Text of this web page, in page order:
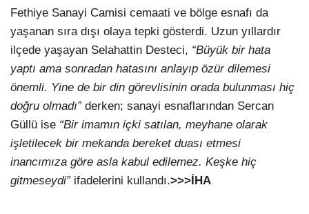
Fethiye Sanayi Camisi cemaati ve bölge esnafı da
yaşanan sıra dışı olaya tepki gösterdi. Uzun yıllardır
ilçede yaşayan Selahattin Desteci, “Büyük bir hata
yaptı ama sonradan hatasını anlayıp özür dilemesi
önemli. Yine de bir din görevlisinin orada bulunması hiç
doğru olmadı”derken; sanayi esnaflarından Sercan
Güllü ise “Bir imamın içki satılan, meyhane olarak
işletilecek bir mekanda bereket duası etmesi
inancımıza göre asla kabul edilemez. Keşke hiç
gitmeseydi”ifadelerini kullandı.>>>İHA